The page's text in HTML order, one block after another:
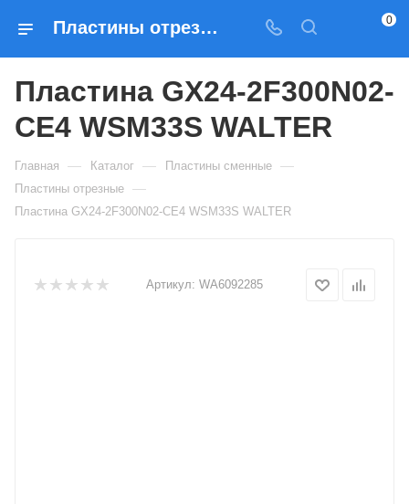
Пластины отрезные Пластина GX24-2F300N02-CE4 WSM33S WALTER — купить по выгодным ценам в Москве 0
Пластина GX24-2F300N02-
CE4 WSM33S WALTER
Главная — Каталог — Пластины сменные —
Пластины отрезные —
Пластина GX24-2F300N02-CE4 WSM33S WALTER
Артикул: WA6092285